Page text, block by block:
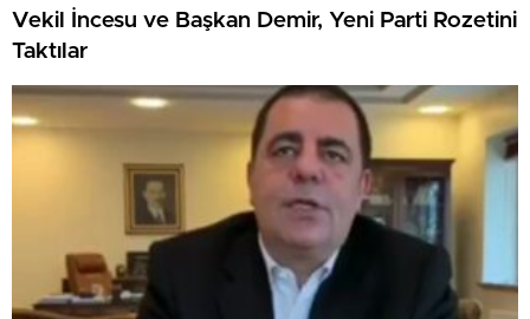
Vekil İncesu ve Başkan Demir, Yeni Parti Rozetini
Taktılar